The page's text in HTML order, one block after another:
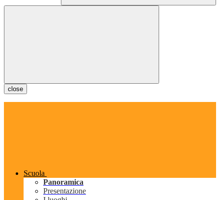
close
Scuola
Panoramica
Presentazione